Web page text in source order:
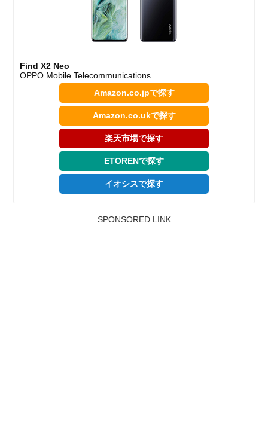
Find X2 Neo
OPPO Mobile Telecommunications
Amazon.co.jpで探す
Amazon.co.ukで探す
楽天市場で探す
ETORENで探す
イオシスで探す
SPONSORED LINK